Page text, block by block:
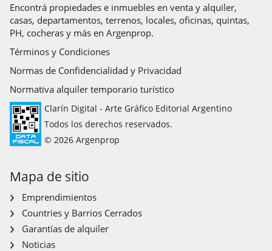
Encontrá propiedades e inmuebles en venta y alquiler,
casas, departamentos, terrenos, locales, oficinas, quintas,
PH, cocheras y más en Argenprop.
Términos y Condiciones
Normas de Confidencialidad y Privacidad
Normativa alquiler temporario turístico
Clarín Digital - Arte Gráfico Editorial Argentino
Todos los derechos reservados.
© 2026 Argenprop
Mapa de sitio
Emprendimientos
Countries y Barrios Cerrados
Garantías de alquiler
Noticias